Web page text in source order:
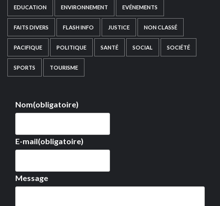
EDUCATION ENVIRONNEMENT EVÉNEMENTS
FAITS DIVERS FLASH INFO JUSTICE NON CLASSÉ
PACIFIQUE POLITIQUE SANTÉ SOCIAL SOCIÉTÉ
SPORTS TOURISME
Nom(obligatoire)
E-mail(obligatoire)
Message